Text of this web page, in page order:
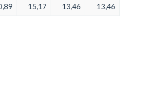
15,17 13,46 13,46